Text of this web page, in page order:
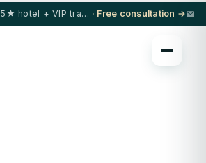
5★ hotel + VIP transfer on select procedures · Free consultation →